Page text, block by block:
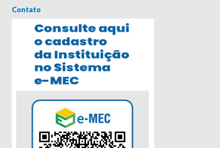
Contato